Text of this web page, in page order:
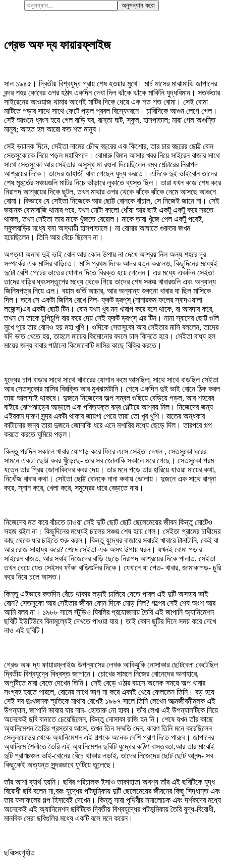
অনুসন্ধান করো
গ্রেভ অফ দ্য ফায়ারফ্লাইজ
সাল ১৯৪৫। দ্বিতীয় বিশ্বযুদ্ধ প্রায় শেষ হওয়ার মুখে। মার্চ মাসের মাঝামাঝি জাপানের
বন্দর শহর কোবের ওপর হঠাৎ একদিন দেখা দিল ঝাঁকে ঝাঁকে মার্কিনি যুদ্ধবিমান। সতর্কতার
সাইরেনের আওয়াজ থামার আগেই মাটির দিকে ধেয়ে এক শত শত বোমা। সেই বোমা
মাটিতে পড়ার সাথে সাথে ফেটে পড়ল প্রবল বিস্ফোরনে। চারিদিকে আগুন লেগে গেল।
সেই আগুনে ধ্বংস হয়ে গেল বাড়ি ঘর, রাস্তা ঘাট, স্কুল, হাসপাতাল; মারা গেল অগুন্তি
মানুষ; আহত হল আরো কত শত মানুষ।
সেই ভয়ানক দিনে, সেইতা নামের চৌদ্দ বছরের এক কিশোর, তার চার বছরের ছোট্ট বোন
সেতসুকোকে নিয়ে পড়ল মহাবিপদে। বোমারু বিমান আসার খবর নিয়ে সাইরেন বাজার সাথে
সাথে সেতসুকো আর সেইতার অসুস্থ মা রওনা দিয়েছিলেন বম্ব শেল্টারের নিরাপদ
আশ্রয়ের দিকে। তাদের জাহাজী বাবা গেছেন যুদ্ধ করতে। এদিকে দুই ভাইবোন তাদের
শেষ মূহুর্তের সঞ্চয়গুলি মাটির নিচে ভাঁড়ারে লুকাতে ব্যস্ত ছিল। তারা যখন কাজ শেষ করে
নিরাপদ আশ্রয়ের দিকে ছুটল, তখন মাথার ওপর থেকে ঝাঁকে ঝাঁকে নেমে আসছে আগুনে
বোমা। কিভাবে যে সেইতা নিজেকে আর ছোট্ট বোনকে বাঁচাল, সে নিজেই জানে না। সেই
ভয়ানক বোমাবাজি থামার পরে, যখন মোটা কালো ধোঁয়া আর ছাই একটু একটু করে সরতে
থাকল, তখন সেইতা তার মাকে খুঁজতে বেরোল। মাকে তারা খুঁজে পেল একটু পরেই,
স্কুলবাড়ির মধ্যে বসা অস্থায়ী হাসপাতালে। মা বোমার আঘাতে গুরুতর জখম
হয়েছিলেন। তিনি আর বেঁচে ছিলেন না।
অগত্যা অনাথ দুই ভাই বোন আর কোন উপায় না দেখে আশ্রয় নিল অন্য শহরে দূর
সম্পর্কের এক মাসির বাড়িতে। মাসি প্রথম দিকে আদর যত্ন করলেও, কিছুদিনের মধ্যেই
দুটো বেশি পেটের ভাতের যোগান দিতে বিরক্ত হয়ে গেলেন। এর মধ্যে একদিন সেইতা
তাদের বাড়ির ধ্বংসস্তূপের মধ্যে থেকে গিয়ে তাদের শেষ সঞ্চয় খাবারগুলি এবং অন্যান্য
জিনিষপত্র নিয়ে এল। বয়াম ভর্তি আচার, আর অন্যান্য শুকনো খাবার যা ছিল মাসিকে
দিল। তবে সে একটা জিনিষ রেখে দিল- ফ্রুট ড্রপ্‌স্‌ (নানারকম ফলের স্বাদওয়ালা
লজেন্স)এর একটা ছোট্ট টিন। বোন যখন খুব মন খারাপ করে বসে থাকে, বা আবদার করে,
তখন সে তাকে চুপিচুপি বার করে দেয় সেই ফ্রুট ড্রপ্‌স্‌ এর টিন। নানা স্বাদের ছোট্ট গুলি
মুখে পুরে তার বোনও হয় মহা খুশি। ওদিকে সেতসুকো আর সেইতার মাসি বললেন, তাদের
যদি ভাত খেতে হয়, তাহলে মায়ের কিমোনোর বদলে চাল কিনতে হবে। সেইতা বাধ্য হল
মায়ের জন্য বাবার পাঠানো কিমোনোটি মাসির কাছে বিক্রি করতে।
যুদ্ধের চাপ বাড়ার সাথে সাথে খাবারের যোগান কমে আসছিল; সাথে সাথে বাড়ছিল সেইতা
আর সেতসুকোর মাসির বিরক্তি আর মুখঝামটানি। শেষে একদিন দুই ভাই বোনে ঠিক করল
তারা আলাদাই থাকবে। দুজনে নিজেদের অল্প সম্বল গুছিয়ে বেড়িয়ে পড়ল, আর শহরের
বাইরে ঝোপঝাড়ের আড়ালে এক পরিত্যক্ত বম্ব শেল্টারে আশ্রয় নিল। নিজেদের জন্য
এইরকম দারুণ সুন্দর একটা থাকার জায়গা পেয়ে তারা তো খুব খুশি। রাতের অন্ধকার
কাটানোর জন্য তারা দুজনে জোনাকি ধরে এনে মশারির মধ্যে ছেড়ে দিল। তারপরে গল্প
করতে করতে ঘুমিয়ে পড়ল।
কিন্তু পরদিন সকালে খাবার যোগাড় করে ফিরে এসে সেইতা দেখল , সেতসুকো ঘরের
সামনে একটা ছোট্ট কবর খুঁড়েছে- তার সব জোনাকি সকালে মরে গেছে। সেতসুকো পরম
যত্নে তার প্রিয় জোনাকিদের কবর দেয়। তার মনে পড়ে তার হারিয়ে যাওয়া মায়ের কথা,
নিখোঁজ বাবার কথা। সেইতা ছোট্ট বোনকে নানা কথায় ভোলায়। দুজনে এক সাথে রান্না
করে, স্নান করে, খেলা করে, সমুদ্রের ধারে বেড়াতে যায়।
নিজেদের মত করে বাঁচতে চাওয়া সেই দুটি ছোট ছোট ছেলেমেয়ের জীবন কিন্তু মোটেও
সহজ রইল না। কিছুদিনের মধ্যেই চালের সঞ্চয় শেষ হয়ে গেল। সেইতা গ্রামের চাষীদের
কাছ থেকে ধার চাইতে শুরু করল। কিন্তু যুদ্ধের বাজারে সবারই খাবারে টানাটানি, কেই বা
আর রোজ সাহায্য করে? শেষে সেইতা এক অসৎ উপায় ধরল। যখনই বোমা পড়ার
সাইরেন বাজত, আর সবাই নিজেদের বাড়ি ছেড়ে নিরাপদ আশ্রয়ের দিকে পালাত, সেইতা
তখন ধেয়ে যেত সেইসব ফাঁকা বাড়িগুলির দিকে। যেখানে যা পেত- খাবার, জামাকাপড়- চুরি
করে নিয়ে চলে আসত।
কিন্তু এইভাবে কতদিন বেঁচে থাকার লড়াই চালিয়ে যেতে পারল এই দুটি অসহায় ভাই
বোন? সেতসুকো আর সেইতার জীবন কোন দিকে মোড় নিল? গল্পের সেই শেষ অংশ আর
আমি বলব না। ১৯৮৮ সালে স্টুডিও ঘিবলির প্রযোজনায় তৈরি এই জাপানি অ্যানিমেশন
ছবিটি ইউটিউবে বিনামূল্যেই দেখতে পাওয়া যায়। তাই কোন ছুটির দিনে সময় করে দেখে
নাও এই ছবিটি।
গ্রেভ অফ দ্য ফায়ারফ্লাইজ উপন্যাসের লেখক আকিয়ুকি নোসাকার ছোটবেলা কেটেছিল
দ্বিতীয় বিশ্বযুদ্ধে বিধ্বস্ত জাপানে। চোখের সামনে নিজের বোনেদের অনাহারে,
অপুষ্টিতে মারা যেতে দেখেন তিনি। সেই বেড়ে ওঠার বয়সে অনেক সময়ে অল্প খাবার
সংগ্রহ হরতে পারলে, বোনের সাথে ভাগ না করে একাই খেয়ে ফেলতেন তিনি। বড় হয়ে
সেই সব দুঃখজনক স্মৃতিকে মাথায় রেখেই ১৯৬৭ সালে তিনি লেখেন আত্মজীবনীমূলক এই
উপন্যাস, জাপানি ভাষায় যার নাম- হোতারু নো হাকা। তাঁর লেখা এই উপন্যাসটিকে নিয়ে
অনেকেই ছবি বানাতে চেয়েছিলেন, কিন্তু নোসাকা রাজি হন নি। শেষে যখন তাঁর কাছে
অ্যানিমেশন তৈরির প্রস্তাব আসে, তখন তিন সম্মতি দেন, কারণ তিনি মনে করেছিলেন
সেলুলয়েডের থেকে অ্যানিমেশন এই গল্পকে অনেক বেশি প্রাণ দিতে পারবে। জাপানের
অ্যানিমে শৈলীতে তৈরি এই অ্যানিমেশন ছবিটি যুদ্ধের কঠিণ বাস্তবতা,আর তার মাঝেই
দুটি প্রাণচঞ্চল ভাই-বোনের বেঁচে থাকার লড়াই, তাদের নিজেদের ছোট ছোট আনন্দ- সব
কিছুকেই অত্যন্ত সুন্দরভাবে ফুটিয়ে তুলেছে।
তাঁর আশা ব্যার্থ হয়নি। ছবির পরিচালক ইসাও তাকাহাতা অবশ্য তাঁর এই ছবিটিকে যুদ্ধ
বিরোধী ছবি বলেন না,বরং যুদ্ধের পটভূমিকায় দুটি ছেলেমেয়ের জীবনের কিছু সিদ্ধান্ত এবং
তার ফলাফলের গল্প হিসাবেই দেখেন। কিন্তু সারা পৃথিবীর সমালোচক এবং দর্শকদের মধ্যে
অনেকেই এই অ্যানিমেশন ছবিটিকে দ্বিতীয় বিশ্বযুদ্ধের পটভূমিকায় তৈরি যুদ্ধ-বিরোধী,
মানবিক সেরা ছবিগুলির মধ্যে একটি বলে মনে করেন।
ছবিঃসংগৃহীত